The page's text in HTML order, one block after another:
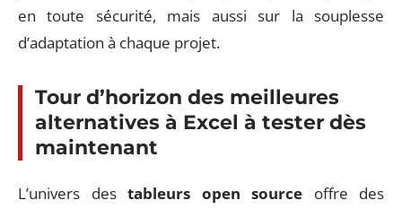
en toute sécurité, mais aussi sur la souplesse
d’adaptation à chaque projet.
Tour d’horizon des meilleures
alternatives à Excel à tester dès
maintenant
L’univers des tableurs open source offre des